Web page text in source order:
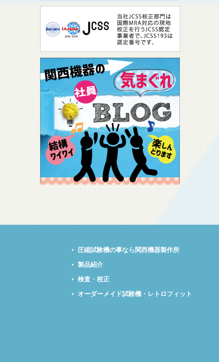
圧縮試験機の事なら関西機器製作所
製品紹介
検査・校正
オーダーメイド試験機・レトロフィット